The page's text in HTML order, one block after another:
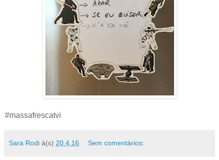
#massafrescatvi
Sara Rodi à(s) 20.4.16 Sem comentários: